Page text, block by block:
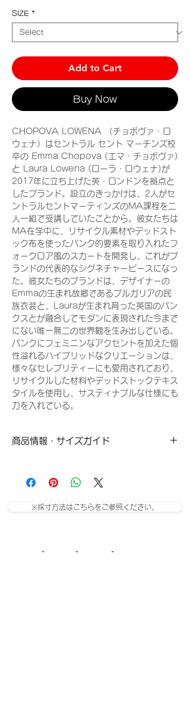
SIZE *
Add to Cart
Buy Now
CHOPOVA LOWENA （チョポヴァ・ロ
ウェナ）はセントラル セント マーチンズ校
卒の Emma Chopova (エマ・チョポヴァ)
と Laura Lowena (ローラ・ロウェナ)が
2017年に立ち上げた英・ロンドンを拠点と
したブランド。設立のきっかけは、2人がセ
ントラルセントマーティンズのMA課程を二
人一組で受講していたことから。彼女たちは
MA在学中に、リサイクル素材やデッドスト
ック布を使ったパンク的要素を取り入れたフ
ォークロア風のスカートを開発し、これがブ
ランドの代表的なシグネチャーピースになっ
た。彼女たちのブランドは、デザイナーの
Emmaの生まれ故郷であるブルガリアの民
族衣装と、Lauraが生まれ育った英国のパン
クスとが融合してモダンに表現された今まで
にない唯一無二の世界観を生み出している。
パンクにフェミニンなアクセントを加えた個
性溢れるハイブリッドなクリエーションは、
様々なセレブリティーにも愛用されており、
リサイクルした材料やデッドストックテキス
タイルを使用し、サスティナブルな仕様にも
力を入れている。
商品情報・サイズガイド
XSサイズ Sサイズ
ウエスト：68cm ウエスト：70cm
※採寸方法はこちらをご参照ください。
Related Products